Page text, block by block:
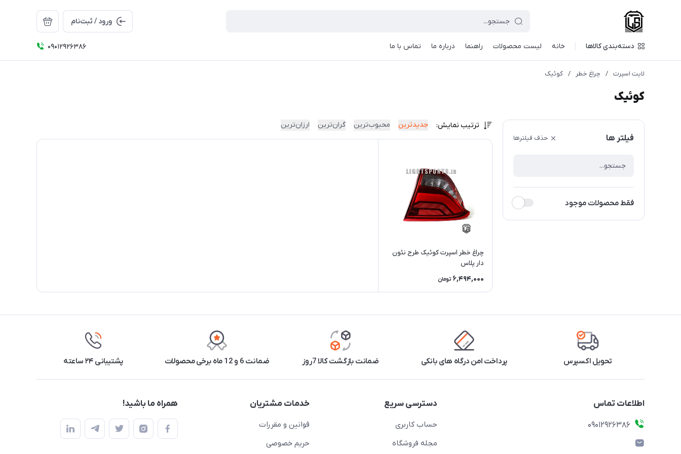
ورود / ثبت‌نام
دسته‌بندی کالاها خانه لیست محصولات راهنما درباره ما تماس با ما 09012926386
لایت اسپرت / چراغ خطر / کوئیک
کوئیک
فیلتر ها حذف فیلترها
فقط محصولات موجود
ترتیب نمایش: جدیدترین محبوب‌ترین گران‌ترین ارزان‌ترین
چراغ خطر اسپرت کوئیک طرح نئون
دار پلاس
6,494,000 تومان
تحویل اکسپرس پرداخت امن درگاه های بانکی ضمانت بازگشت کالا 7روز ضمانت 6 و 12 ماه برخی محصولات پشتیبانی ۲۴ ساعته
اطلاعات تماس
09012926386
دسترسی سریع
حساب کاربری
مجله فروشگاه
خدمات مشتریان
قوانین و مقررات
حریم خصوصی
همراه ما باشید!